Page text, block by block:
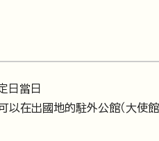
日當日
在出國地的駐外公館（大使